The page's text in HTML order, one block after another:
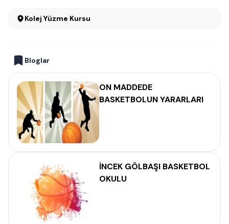
Kolej Yüzme Kursu
Bloglar
ON MADDEDE
BASKETBOLUN YARARLARI
İNCEK GÖLBAŞI BASKETBOL
OKULU